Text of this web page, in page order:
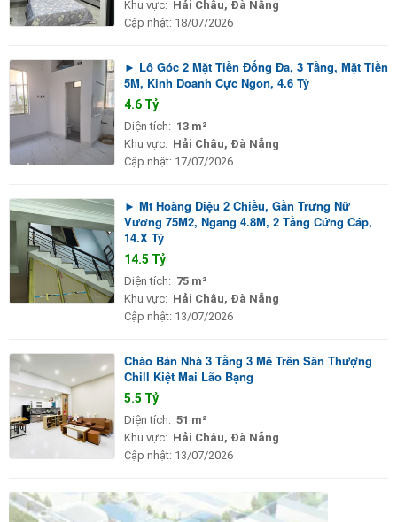
Khu vực: Hải Châu, Đà Nẵng
Cập nhật: 18/07/2026
► Lô Góc 2 Mặt Tiền Đống Đa, 3 Tầng, Mặt Tiền
5M, Kinh Doanh Cực Ngon, 4.6 Tỷ
4.6 Tỷ
Diện tích: 13 m²
Khu vực: Hải Châu, Đà Nẵng
Cập nhật: 17/07/2026
► Mt Hoàng Diệu 2 Chiều, Gần Trưng Nữ
Vương 75M2, Ngang 4.8M, 2 Tầng Cứng Cáp,
14.X Tỷ
14.5 Tỷ
Diện tích: 75 m²
Khu vực: Hải Châu, Đà Nẵng
Cập nhật: 13/07/2026
Chào Bán Nhà 3 Tầng 3 Mê Trên Sân Thượng
Chill Kiệt Mai Lão Bạng
5.5 Tỷ
Diện tích: 51 m²
Khu vực: Hải Châu, Đà Nẵng
Cập nhật: 13/07/2026